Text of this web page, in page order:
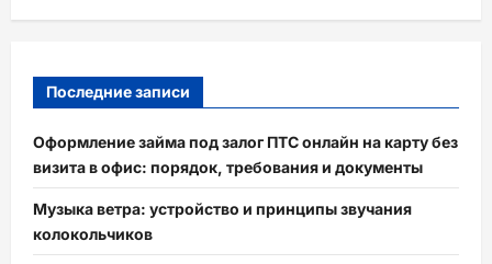
Последние записи
Оформление займа под залог ПТС онлайн на карту без
визита в офис: порядок, требования и документы
Музыка ветра: устройство и принципы звучания
колокольчиков